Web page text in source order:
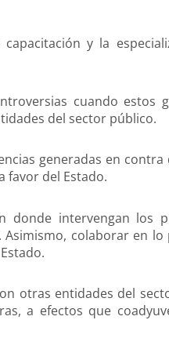
y la
cuando estos
del sector público.
generadas en contra
favor del Estado.
donde intervengan los
colaborar en
otras entidades del
a efectos que